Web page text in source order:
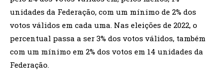
unidades da Federação, com um mínimo de 2% dos
votos válidos em cada uma. Nas eleições de 2022, o
percentual passa a ser 3% dos votos válidos, também
com um mínimo em 2% dos votos em 14 unidades da
Federação.